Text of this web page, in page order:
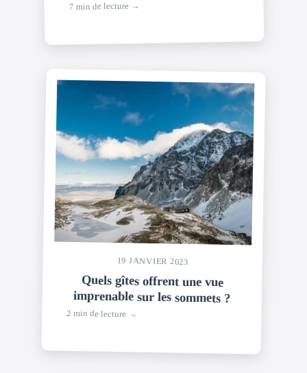
7 min de lecture →
19 JANVIER 2023
Quels gîtes offrent une vue
imprenable sur les sommets ?
2 min de lecture →